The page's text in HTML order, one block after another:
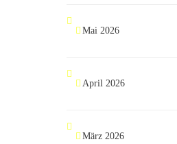
Mai 2026
April 2026
März 2026